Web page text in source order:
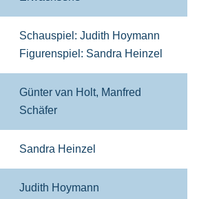
Schauspiel: Judith Hoymann
Figurenspiel: Sandra Heinzel
Günter van Holt, Manfred
Schäfer
Sandra Heinzel
Judith Hoymann